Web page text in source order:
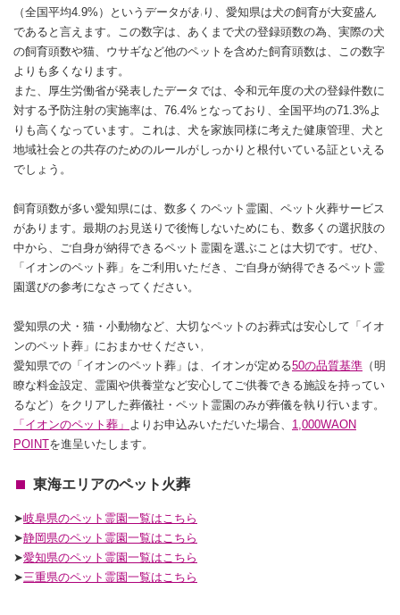
（全国平均4.9%）というデータがあり、愛知県は犬の飼育が大変盛ん
であると言えます。この数字は、あくまで犬の登録頭数の為、実際の犬
の飼育頭数や猫、ウサギなど他のペットを含めた飼育頭数は、この数字
よりも多くなります。
また、厚生労働省が発表したデータでは、令和元年度の犬の登録件数に
対する予防注射の実施率は、76.4%となっており、全国平均の71.3%よ
りも高くなっています。これは、犬を家族同様に考えた健康管理、犬と
地域社会との共存のためのルールがしっかりと根付いている証といえる
でしょう。
飼育頭数が多い愛知県には、数多くのペット霊園、ペット火葬サービス
があります。最期のお見送りで後悔しないためにも、数多くの選択肢の
中から、ご自身が納得できるペット霊園を選ぶことは大切です。ぜひ、
「イオンのペット葬」をご利用いただき、ご自身が納得できるペット霊
園選びの参考になさってください。
愛知県の犬・猫・小動物など、大切なペットのお葬式は安心して「イオ
ンのペット葬」におまかせください。
愛知県での「イオンのペット葬」は、イオンが定める50の品質基準 （明
瞭な料金設定、霊園や供養堂など安心してご供養できる施設を持ってい
るなど）をクリアした葬儀社・ペット霊園のみが葬儀を執り行います。
「イオンのペット葬」 よりお申込みいただいた場合、 1,000WAON
POINTを進呈いたします。
東海エリアのペット火葬
➤岐阜県のペット霊園一覧はこちら
➤静岡 県のペット霊園一覧はこちら
➤愛知県のペット霊園一覧はこちら
➤三重県のペット霊園一覧はこちら